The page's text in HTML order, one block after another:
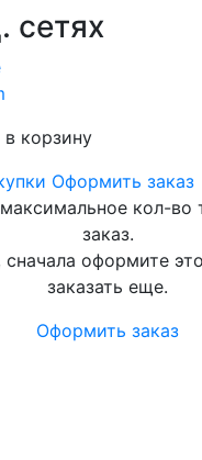
сетях
корзину
Оформить заказ
кол-во
заказ.
оформите
заказать еще.
Оформить заказ